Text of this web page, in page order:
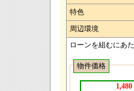
特色
周辺環境
ローンを組むにあ
物件価格